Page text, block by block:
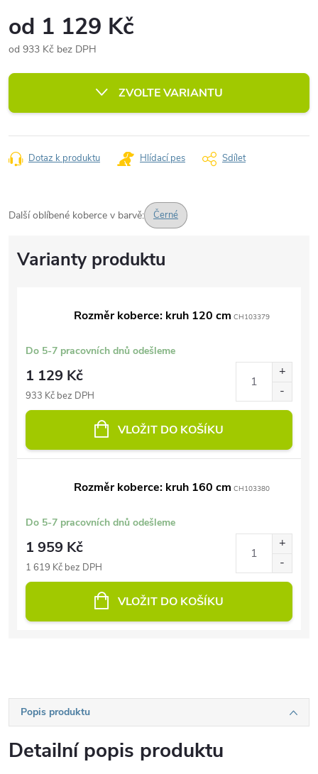
od 1 129 Kč
od 933 Kč bez DPH
cena:
ZVOLTE VARIANTU
Dotaz k produktu Hlídací pes Sdílet
Další oblíbené koberce v barvě: Černé
Rozměr koberce: kruh 120 cm CH103379
Do 5-7 pracovních dnů odešleme
1 129 Kč
933 Kč bez DPH
VLOŽIT DO KOŠÍKU
Rozměr koberce: kruh 160 cm CH103380
Do 5-7 pracovních dnů odešleme
1 959 Kč
1 619 Kč bez DPH
VLOŽIT DO KOŠÍKU
Popis produktu
Detailní popis produktu